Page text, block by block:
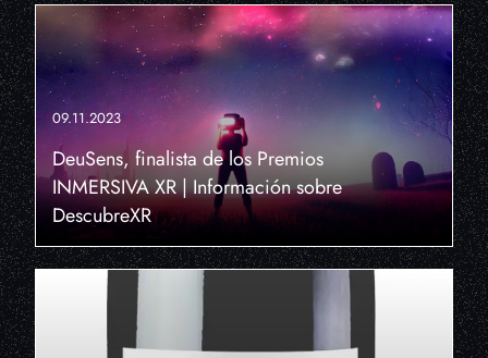
09.11.2023
DeuSens, finalista de los Premios
INMERSIVA XR | Información sobre
DescubreXR